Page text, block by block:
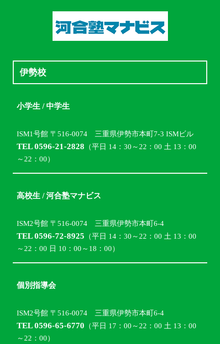
伊勢校
小学生 / 中学生
ISM1号館 〒516-0074 三重県伊勢市本町7-3 ISMビル
TEL 0596-21-2828 （平日 14：30～22：00 土 13：00
～22：00）
高校生 / 河合塾マナビス
ISM2号館 〒516-0074 三重県伊勢市本町6-4
TEL 0596-72-8925 （平日 14：30～22：00 土 13：00
～22：00 日 10：00～18：00）
個別指導会
ISM2号館 〒516-0074 三重県伊勢市本町6-4
TEL 0596-65-6770 （平日 17：00～22：00 土 13：00
～22：00）